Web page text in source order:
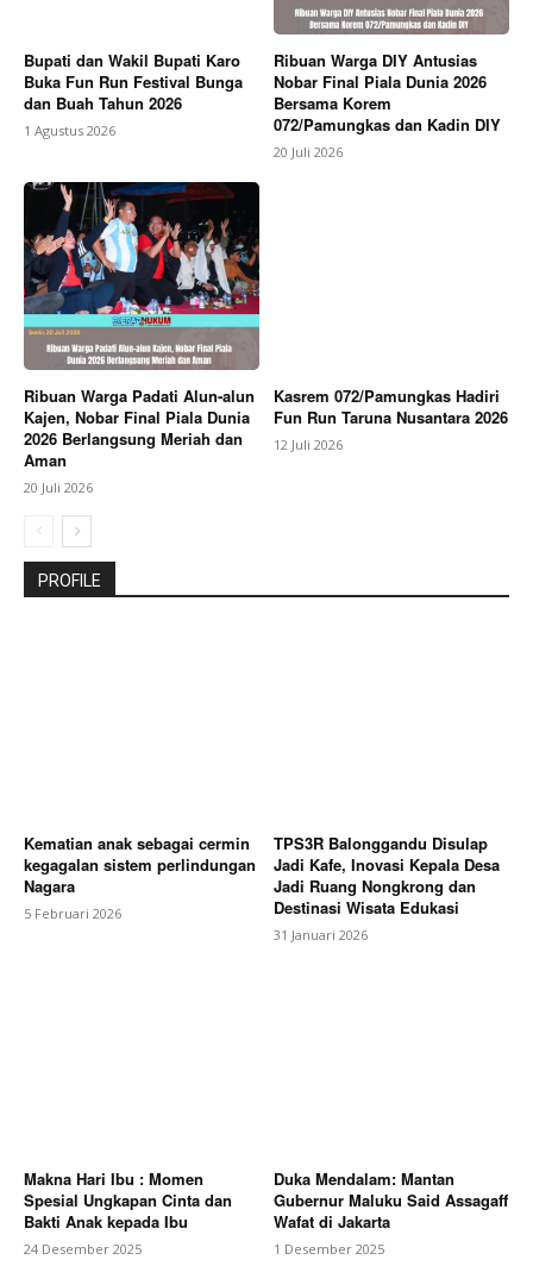
Bupati dan Wakil Bupati Karo
Buka Fun Run Festival Bunga
dan Buah Tahun 2026
1 Agustus 2026
Ribuan Warga DIY Antusias
Nobar Final Piala Dunia 2026
Bersama Korem
072/Pamungkas dan Kadin DIY
20 Juli 2026
Ribuan Warga Padati Alun-alun
Kajen, Nobar Final Piala Dunia
2026 Berlangsung Meriah dan
Aman
20 Juli 2026
Kasrem 072/Pamungkas Hadiri
Fun Run Taruna Nusantara 2026
12 Juli 2026
PROFILE
Kematian anak sebagai cermin
kegagalan sistem perlindungan
Nagara
5 Februari 2026
TPS3R Balonggandu Disulap
Jadi Kafe, Inovasi Kepala Desa
Jadi Ruang Nongkrong dan
Destinasi Wisata Edukasi
31 Januari 2026
Makna Hari Ibu : Momen
Spesial Ungkapan Cinta dan
Bakti Anak kepada Ibu
24 Desember 2025
Duka Mendalam: Mantan
Gubernur Maluku Said Assagaff
Wafat di Jakarta
1 Desember 2025